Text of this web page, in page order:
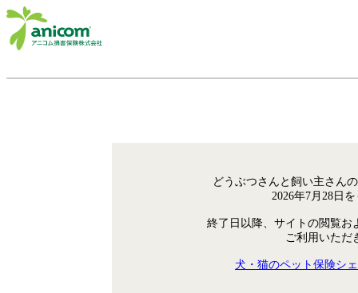
どうぶつさんと飼い主さん
2026年7月28日
終了日以降、サイトの閲覧お
ご利用いただ
犬・猫のペット保険シ